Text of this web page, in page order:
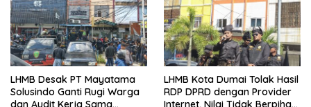
LHMB Desak PT Mayatama
Solusindo Ganti Rugi Warga
LHMB Kota Dumai Tolak Hasil
RDP DPRD dengan Provider